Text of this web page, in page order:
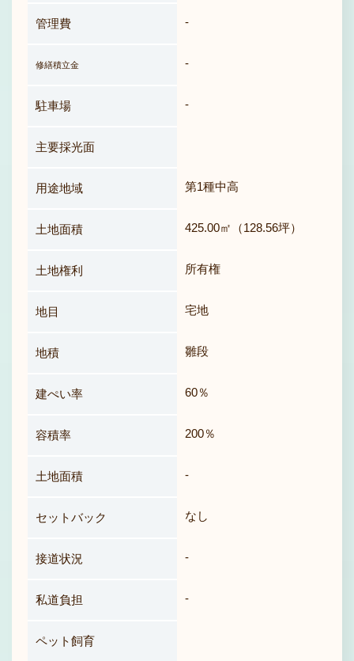
管理費 -
修繕積立金 -
駐車場 -
主要採光面
用途地域 第1種中高
土地面積 425.00㎡（128.56坪）
土地権利 所有権
地目 宅地
地積 雛段
建ぺい率 60％
容積率 200％
土地面積 -
セットバック なし
接道状況 -
私道負担 -
ペット飼育